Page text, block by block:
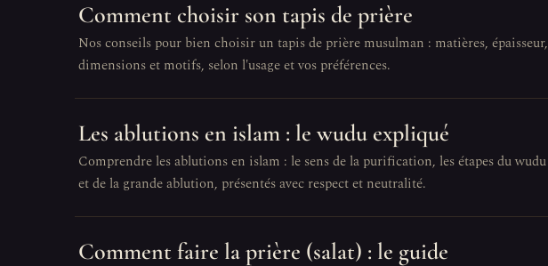
Comment choisir son tapis de prière
Nos conseils pour bien choisir un tapis de prière musulman : matières, épaisseur,
dimensions et motifs, selon l'usage et vos préférences.
Les ablutions en islam : le wudu expliqué
Comprendre les ablutions en islam : le sens de la purification, les étapes du wudu
et de la grande ablution, présentés avec respect et neutralité.
Comment faire la prière (salat) : le guide